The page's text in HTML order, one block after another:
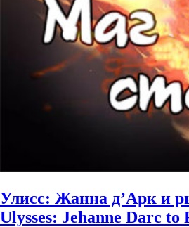
Улисс: Жанна д’Арк и
Ulysses: Jehanne Darc